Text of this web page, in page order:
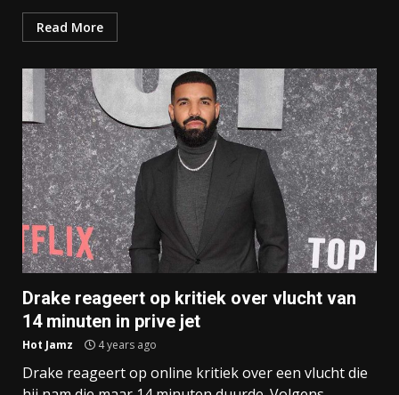
Read More
Drake reageert op kritiek over vlucht van
14 minuten in prive jet
Hot Jamz 4 years ago
Drake reageert op online kritiek over een vlucht die